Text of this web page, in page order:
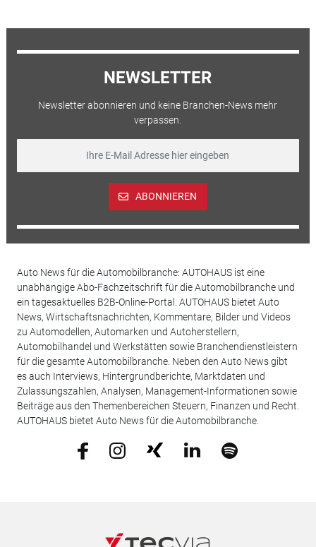
NEWSLETTER
Newsletter abonnieren und keine Branchen-News mehr
verpassen.
ABONNIEREN
Auto News für die Automobilbranche: AUTOHAUS ist eine
unabhängige Abo-Fachzeitschrift für die Automobilbranche und
ein tagesaktuelles B2B-Online-Portal. AUTOHAUS bietet Auto
News, Wirtschaftsnachrichten, Kommentare, Bilder und Videos
zu Automodellen, Automarken und Autoherstellern,
Automobilhandel und Werkstätten sowie Branchendienstleistern
für die gesamte Automobilbranche. Neben den Auto News gibt
es auch Interviews, Hintergrundberichte, Marktdaten und
Zulassungszahlen, Analysen, Management-Informationen sowie
Beiträge aus den Themenbereichen Steuern, Finanzen und Recht.
AUTOHAUS bietet Auto News für die Automobilbranche.